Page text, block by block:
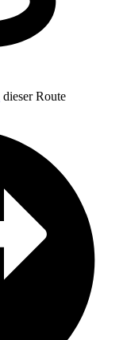
dieser Route